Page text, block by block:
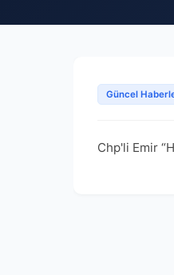
Güncel
Chp'li Emir